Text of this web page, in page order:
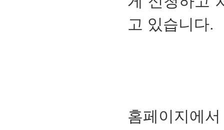
고 있습니다.
홈페이지에